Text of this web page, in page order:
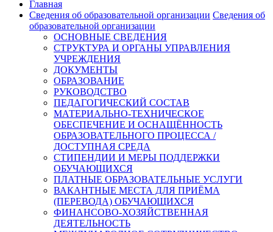
Главная
Сведения об образовательной организации Сведения об
образовательной организации
ОСНОВНЫЕ СВЕДЕНИЯ
СТРУКТУРА И ОРГАНЫ УПРАВЛЕНИЯ
УЧРЕЖДЕНИЯ
ДОКУМЕНТЫ
ОБРАЗОВАНИЕ
РУКОВОДСТВО
ПЕДАГОГИЧЕСКИЙ СОСТАВ
МАТЕРИАЛЬНО-ТЕХНИЧЕСКОЕ
ОБЕСПЕЧЕНИЕ И ОСНАЩЁННОСТЬ
ОБРАЗОВАТЕЛЬНОГО ПРОЦЕССА /
ДОСТУПНАЯ СРЕДА
СТИПЕНДИИ И МЕРЫ ПОДДЕРЖКИ
ОБУЧАЮЩИХСЯ
ПЛАТНЫЕ ОБРАЗОВАТЕЛЬНЫЕ УСЛУГИ
ВАКАНТНЫЕ МЕСТА ДЛЯ ПРИЁМА
(ПЕРЕВОДА) ОБУЧАЮЩИХСЯ
ФИНАНСОВО-ХОЗЯЙСТВЕННАЯ
ДЕЯТЕЛЬНОСТЬ